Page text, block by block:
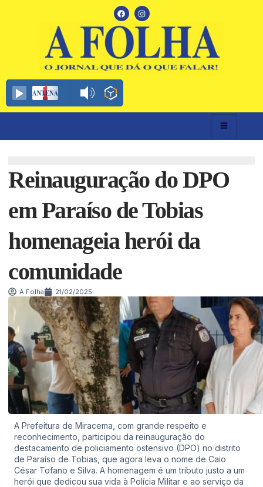
Reinauguração do DPO
em Paraíso de Tobias
homenageia herói da
comunidade
A Folha 21/02/2025
A Prefeitura de Miracema, com grande respeito e
reconhecimento, participou da reinauguração do
destacamento de policiamento ostensivo (DPO) no distrito
de Paraíso de Tobias, que agora leva o nome de Caio
César Tofano e Silva. A homenagem é um tributo justo a um
herói que dedicou sua vida à Polícia Militar e ao serviço da